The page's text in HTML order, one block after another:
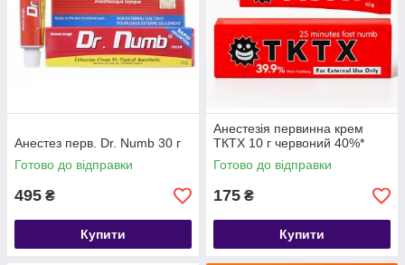
Анестез перв. Dr. Numb 30 г
Готово до відправки
495 ₴
Купити
Анестезія первинна крем
ТКТХ 10 г червоний 40%*
Готово до відправки
175 ₴
Купити